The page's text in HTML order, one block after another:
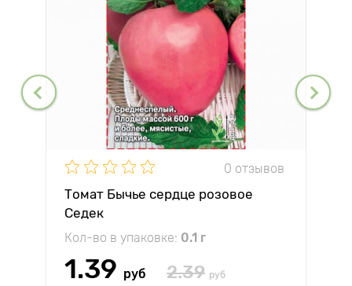
0 отзывов
Томат Бычье сердце розовое
Седек
Кол-во в упаковке: 0.1 г
1.39 руб 2.39 руб